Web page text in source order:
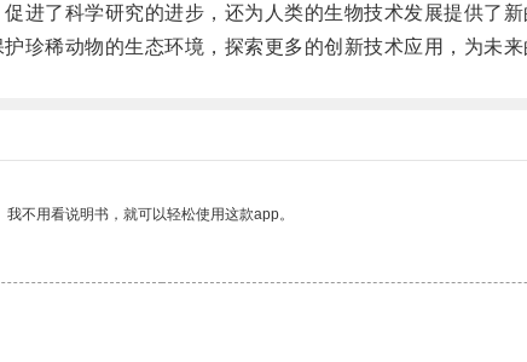
了科学研究的进步，还为人类的生物技术发展提供了新
稀动物的生态环境，探索更多的创新技术应用，为未来
不用看说明书，就可以轻松使用这款app。